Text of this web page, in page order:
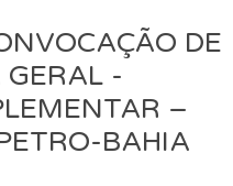
DE
GERAL -
–
BAHIA